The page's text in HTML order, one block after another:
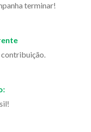
terminar!
contribuição.